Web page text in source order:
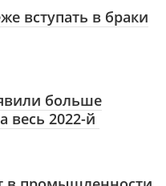
вступать в браки
больше
весь 2022-й